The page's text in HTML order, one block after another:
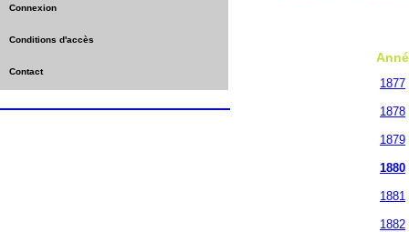
Connexion
Conditions d'accès
Contact
1877
1878
1879
1880
1881
1882